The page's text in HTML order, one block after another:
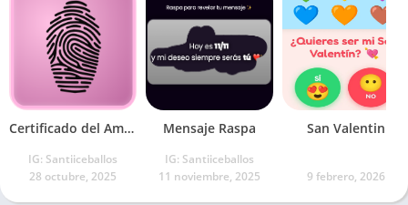
Certificado del Amor
IG: Santiiceballos
28 octubre, 2025
Mensaje Raspa
IG: Santiiceballos
11 noviembre, 2025
San Valentin
9 febrero, 2026